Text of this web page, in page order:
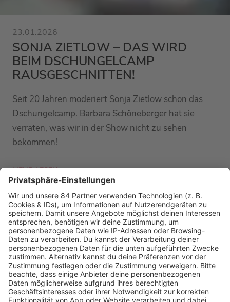
23.01.2026
SONJA ZIETLOW – DAS WIRD
BEIM DSCHUNGELCAMP
RAUSGESCHNITTEN!
Seit 20 Jahren moderiert Sonja Zietlow schon das
Dschungelcamp. Barbara Schöneberger hat sie
verraten, was wir in der Show nicht zu sehen
bekommen!
MEHR LESEN
PODCAST-GÄSTE: MEHR NEWS
HOME
RADIOS